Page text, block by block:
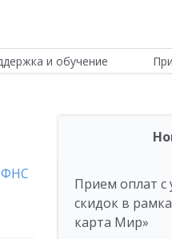
и обучение
Прием оплат с
скидок в
карта Мир»